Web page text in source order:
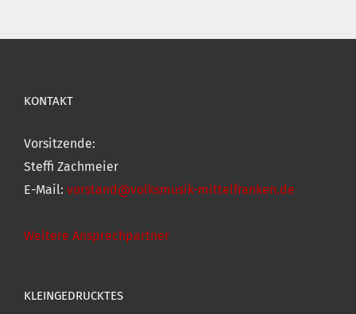
KONTAKT
Vorsitzende:
Steffi Zachmeier
E-Mail: vorstand@volksmusik-mittelfranken.de
Weitere Ansprechpartner
KLEINGEDRUCKTES